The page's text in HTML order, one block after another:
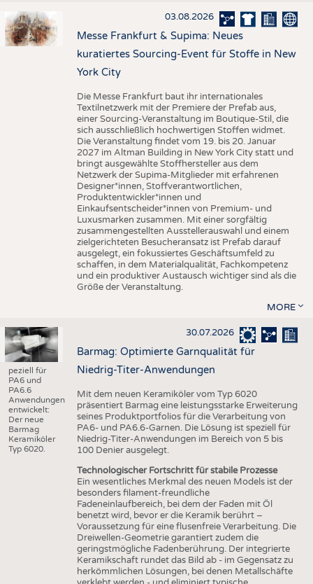
03.08.2026
Messe Frankfurt & Supima: Neues
kuratiertes Sourcing-Event für Stoffe in New
York City
Die Messe Frankfurt baut ihr internationales
Textilnetzwerk mit der Premiere der Prefab aus,
einer Sourcing-Veranstaltung im Boutique-Stil, die
sich ausschließlich hochwertigen Stoffen widmet.
Die Veranstaltung findet vom 19. bis 20. Januar
2027 im Altman Building in New York City statt und
bringt ausgewählte Stoffhersteller aus dem
Netzwerk der Supima-Mitglieder mit erfahrenen
Designer*innen, Stoffverantwortlichen,
Produktentwickler*innen und
Einkaufsentscheider*innen von Premium- und
Luxusmarken zusammen. Mit einer sorgfältig
zusammengestellten Ausstellerauswahl und einem
zielgerichteten Besucheransatz ist Prefab darauf
ausgelegt, ein fokussiertes Geschäftsumfeld zu
schaffen, in dem Materialqualität, Fachkompetenz
und ein produktiver Austausch wichtiger sind als die
Größe der Veranstaltung.
MORE
peziell für
PA6 und
PA6.6
Anwendungen
entwickelt:
Der neue
Barmag
Keramiköler
Typ 6020.
30.07.2026
Barmag: Optimierte Garnqualität für
Niedrig-Titer-Anwendungen
Mit dem neuen Keramiköler vom Typ 6020
präsentiert Barmag eine leistungsstarke Erweiterung
seines Produktportfolios für die Verarbeitung von
PA6- und PA6.6-Garnen. Die Lösung ist speziell für
Niedrig-Titer-Anwendungen im Bereich von 5 bis
100 Denier ausgelegt.
Technologischer Fortschritt für stabile Prozesse
Ein wesentliches Merkmal des neuen Models ist der
besonders filament-freundliche
Fadeneinlaufbereich, bei dem der Faden mit Öl
benetzt wird, bevor er die Keramik berührt –
Voraussetzung für eine flusenfreie Verarbeitung. Die
Dreiwellen-Geometrie garantiert zudem die
geringstmögliche Fadenberührung. Der integrierte
Keramikschaft rundet das Bild ab - im Gegensatz zu
herkömmlichen Lösungen, bei denen Metallschäfte